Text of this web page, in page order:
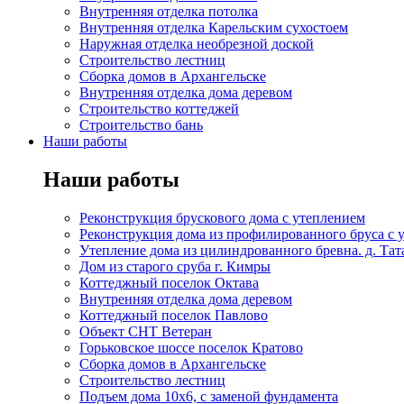
Внутренняя отделка потолка
Внутренняя отделка Карельским сухостоем
Наружная отделка необрезной доской
Строительство лестниц
Сборка домов в Архангельске
Внутренняя отделка дома деревом
Строительство коттеджей
Строительство бань
Наши работы
Наши работы
Реконструкция брускового дома с утеплением
Реконструкция дома из профилированного бруса с
Утепление дома из цилиндрованного бревна. д.
Дом из старого сруба г. Кимры
Коттеджный поселок Октава
Внутренняя отделка дома деревом
Коттеджный поселок Павлово
Объект СНТ Ветеран
Горьковское шоссе поселок Кратово
Сборка домов в Архангельске
Строительство лестниц
Подъем дома 10х6, с заменой фундамента